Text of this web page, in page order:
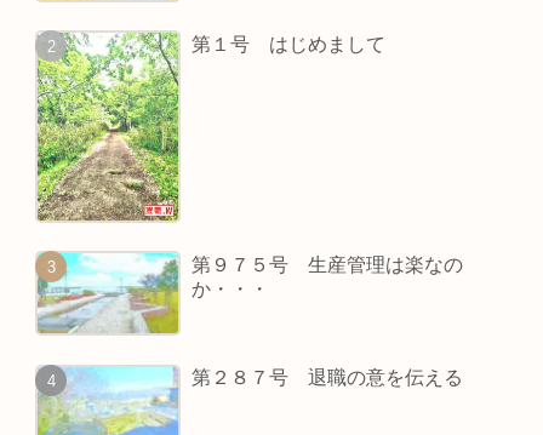
第１号 はじめまして
第９７５号 生産管理は楽なの
か・・・
第２８７号 退職の意を伝える